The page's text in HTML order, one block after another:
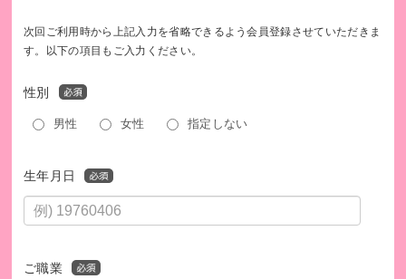
次回ご利用時から上記入力を省略できるよう会員登録させていただきま
す。以下の項目もご入力ください。
性別
男性 女性 指定しない
生年月日
ご職業